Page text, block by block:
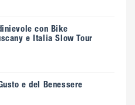
con Bike
e Italia Slow Tour
e del Benessere